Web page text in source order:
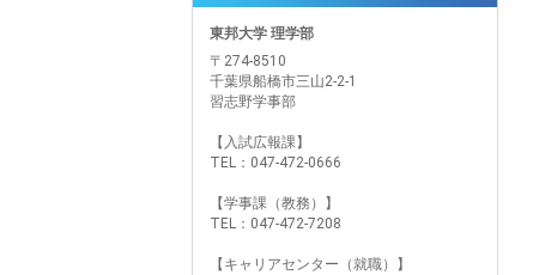
東邦大学 理学部
〒274-8510
千葉県船橋市三山2-2-1
習志野学事部
【入試広報課】
TEL：047-472-0666
【学事課（教務）】
TEL：047-472-7208
【キャリアセンター（就職）】